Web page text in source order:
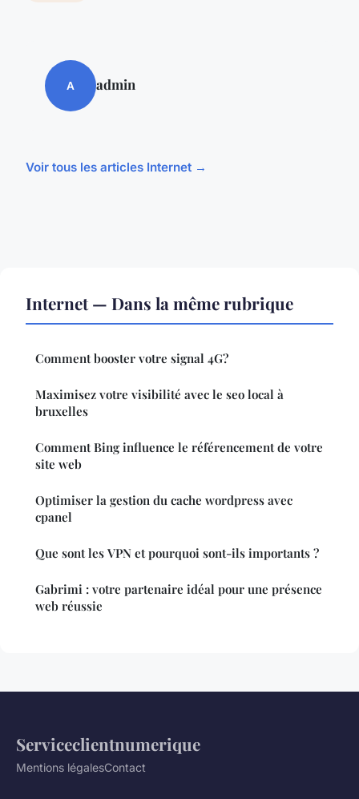
A admin
Voir tous les articles Internet →
Internet — Dans la même rubrique
Comment booster votre signal 4G?
Maximisez votre visibilité avec le seo local à
bruxelles
Comment Bing influence le référencement de votre
site web
Optimiser la gestion du cache wordpress avec
cpanel
Que sont les VPN et pourquoi sont-ils importants ?
Gabrimi : votre partenaire idéal pour une présence
web réussie
Serviceclientnumerique
Mentions légalesContact